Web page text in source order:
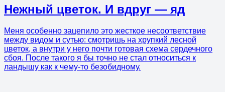
Нежный цветок. И вдруг — яд
Меня особенно зацепило это жесткое несоответствие
между видом и сутью: смотришь на хрупкий лесной
цветок, а внутри у него почти готовая схема сердечного
сбоя. После такого я бы точно не стал относиться к
ландышу как к чему-то безобидному.